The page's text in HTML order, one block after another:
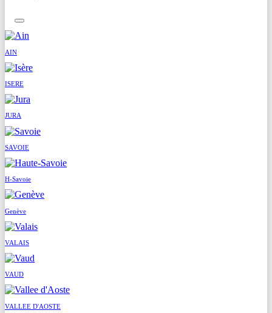
AIN
ISERE
JURA
SAVOIE
H-Savoie
Genève
VALAIS
VAUD
VALLEE D'AOSTE